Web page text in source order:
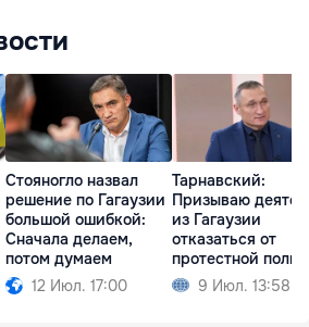
Стояногло назвал
решение по Гагаузии
большой ошибкой:
Сначала делаем,
потом думаем
12 Июл. 17:00
Тарнавский:
Призываю
из Гагаузии
отказаться от
протестной
9 Июл. 13:58